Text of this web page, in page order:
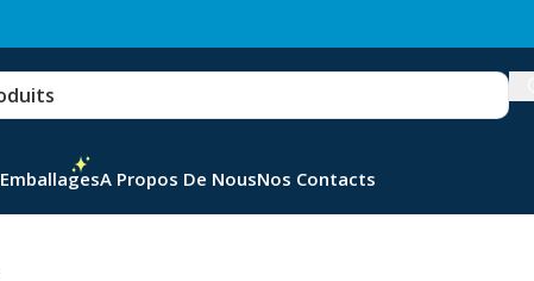
EmballagesA Propos De NousNos Contacts